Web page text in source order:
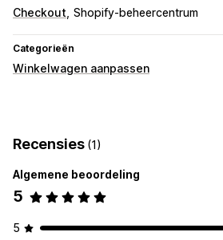
Checkout Shopify-beheercentrum
Categorieën
Winkelwagen aanpassen
Koop meer, bespaar meer
Extra kosten Gratis artikelen
Checkout-aanpassing
Recensies (1)
Algemene beoordeling
5
5